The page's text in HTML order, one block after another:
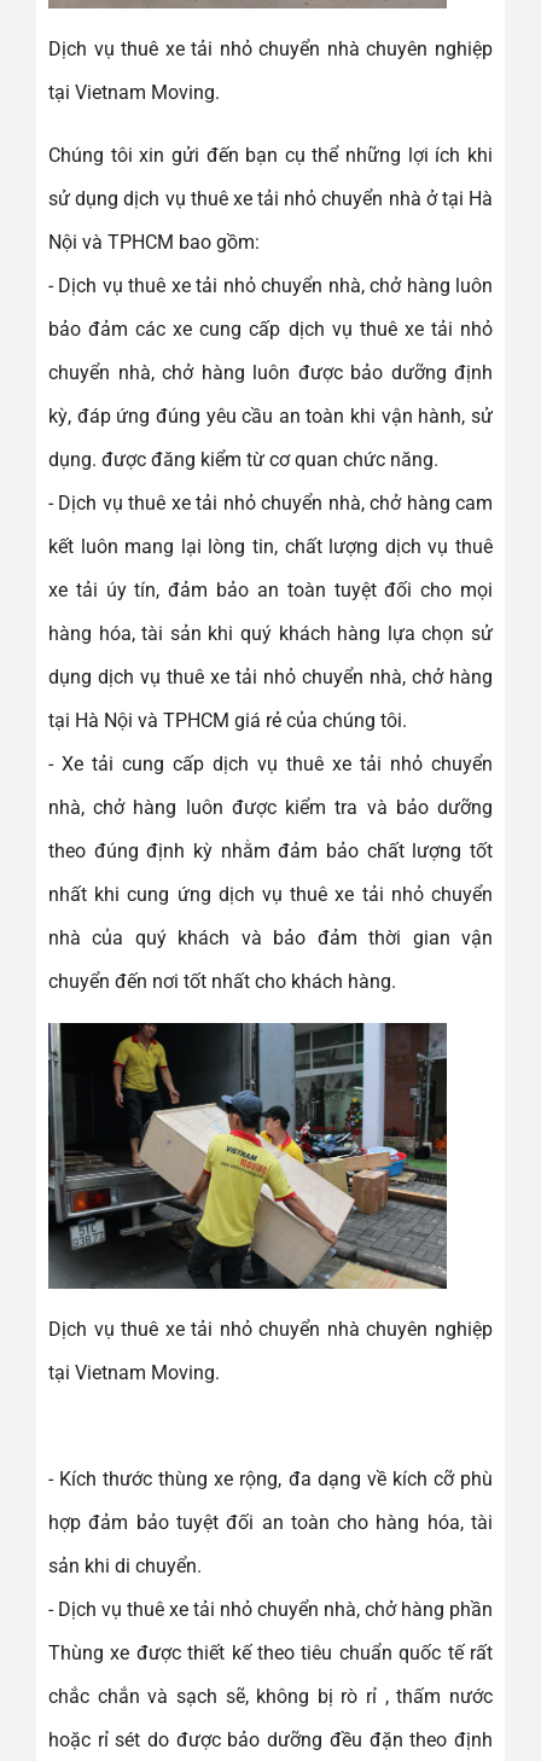
Dịch vụ thuê xe tải nhỏ chuyển nhà chuyên nghiệp
tại Vietnam Moving.
Chúng tôi xin gửi đến bạn cụ thể những lợi ích khi
sử dụng dịch vụ thuê xe tải nhỏ chuyển nhà ở tại Hà
Nội và TPHCM bao gồm:
- Dịch vụ thuê xe tải nhỏ chuyển nhà, chở hàng luôn
bảo đảm các xe cung cấp dịch vụ thuê xe tải nhỏ
chuyển nhà, chở hàng luôn được bảo dưỡng định
kỳ, đáp ứng đúng yêu cầu an toàn khi vận hành, sử
dụng. được đăng kiểm từ cơ quan chức năng.
- Dịch vụ thuê xe tải nhỏ chuyển nhà, chở hàng cam
kết luôn mang lại lòng tin, chất lượng dịch vụ thuê
xe tải úy tín, đảm bảo an toàn tuyệt đối cho mọi
hàng hóa, tài sản khi quý khách hàng lựa chọn sử
dụng dịch vụ thuê xe tải nhỏ chuyển nhà, chở hàng
tại Hà Nội và TPHCM giá rẻ của chúng tôi.
- Xe tải cung cấp dịch vụ thuê xe tải nhỏ chuyển
nhà, chở hàng luôn được kiểm tra và bảo dưỡng
theo đúng định kỳ nhằm đảm bảo chất lượng tốt
nhất khi cung ứng dịch vụ thuê xe tải nhỏ chuyển
nhà của quý khách và bảo đảm thời gian vận
chuyển đến nơi tốt nhất cho khách hàng.
Dịch vụ thuê xe tải nhỏ chuyển nhà chuyên nghiệp
tại Vietnam Moving.
- Kích thước thùng xe rộng, đa dạng về kích cỡ phù
hợp đảm bảo tuyệt đối an toàn cho hàng hóa, tài
sản khi di chuyển.
- Dịch vụ thuê xe tải nhỏ chuyển nhà, chở hàng phần
Thùng xe được thiết kế theo tiêu chuẩn quốc tế rất
chắc chắn và sạch sẽ, không bị rò rỉ , thấm nước
hoặc rỉ sét do được bảo dưỡng đều đặn theo định